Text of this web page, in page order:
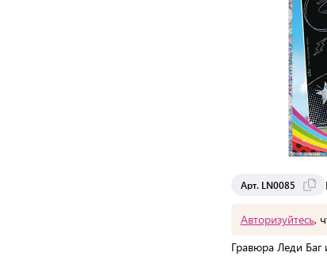
Арт. LN0085
Авторизуйтесь,
Гравюра Леди